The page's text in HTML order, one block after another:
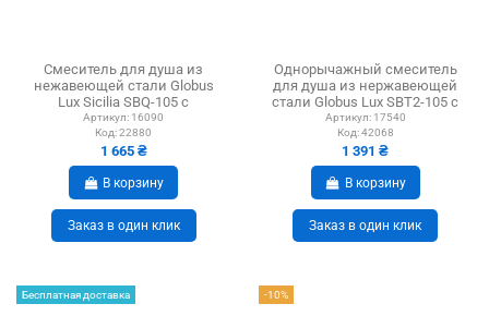
Смеситель для душа из
нежавеющей стали Globus
Lux Sicilia SBQ-105 с
душевым набором
Артикул: 16090
Код:22880
1 665 ₴
В корзину
Заказ в один клик
Однорычажный смеситель
для душа из нержавеющей
стали Globus Lux SBT2-105 с
душевым набором
Артикул: 17540
Код:42068
1 391 ₴
В корзину
Заказ в один клик
Бесплатная доставка -10%